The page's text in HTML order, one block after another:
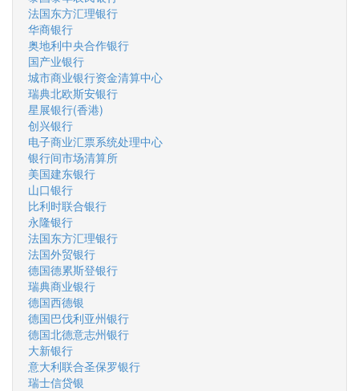
法国东方汇理银行
华商银行
奥地利中央合作银行
国产业银行
城市商业银行资金清算中心
瑞典北欧斯安银行
星展银行(香港)
创兴银行
电子商业汇票系统处理中心
银行间市场清算所
美国建东银行
山口银行
比利时联合银行
永隆银行
法国东方汇理银行
法国外贸银行
德国德累斯登银行
瑞典商业银行
德国西德银
德国巴伐利亚州银行
德国北德意志州银行
大新银行
意大利联合圣保罗银行
瑞士信贷银